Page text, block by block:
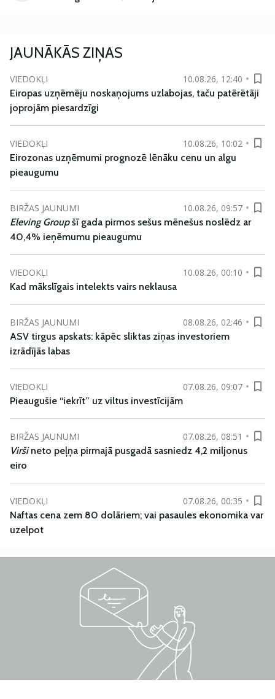
JAUNĀKĀS ZIŅAS
VIEDOKĻI
10.08.26, 12:40
Eiropas uzņēmēju noskaņojums uzlabojas, taču patērētāji
joprojām piesardzīgi
VIEDOKĻI
10.08.26, 10:02
Eirozonas uzņēmumi prognozē lēnāku cenu un algu
pieaugumu
BIRŽAS JAUNUMI
10.08.26, 09:57
Eleving Groupšī gada pirmos sešus mēnešus noslēdz ar
40,4% ieņēmumu pieaugumu
VIEDOKĻI
10.08.26, 00:10
Kad mākslīgais intelekts vairs neklausa
BIRŽAS JAUNUMI
08.08.26, 02:46
ASV tirgus apskats: kāpēc sliktas ziņas investoriem
izrādījās labas
VIEDOKĻI
07.08.26, 09:07
Pieaugušie “iekrīt” uz viltus investīcijām
BIRŽAS JAUNUMI
07.08.26, 08:51
Viršineto peļņa pirmajā pusgadā sasniedz 4,2 miljonus
eiro
VIEDOKĻI
07.08.26, 00:35
Naftas cena zem 80 dolāriem; vai pasaules ekonomika var
uzelpot